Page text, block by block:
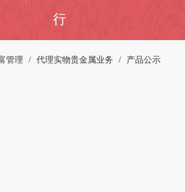
行
管理 / 代理实物贵金属业务 / 产品公示